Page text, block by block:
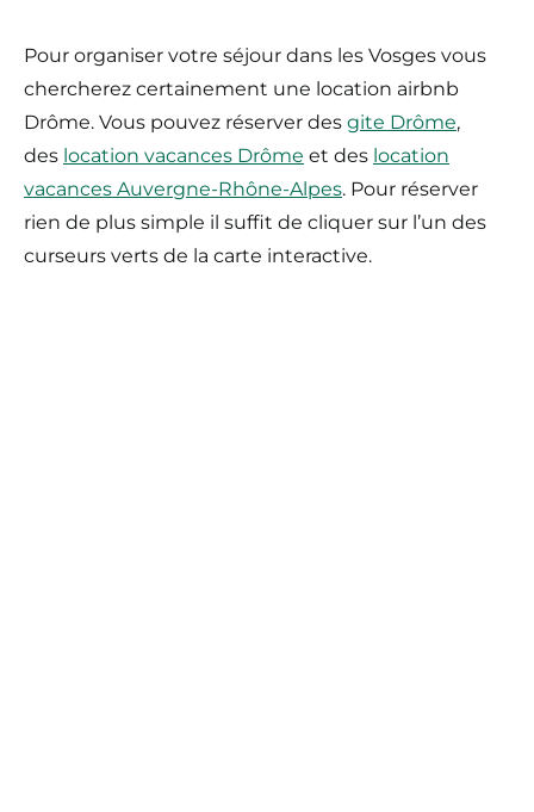
Pour organiser votre séjour dans les Vosges vous
chercherez certainement une location airbnb
Drôme. Vous pouvez réserver des gite Drôme,
des location vacances Drôme et des location
vacances Auvergne-Rhône-Alpes. Pour réserver
rien de plus simple il suffit de cliquer sur l’un des
curseurs verts de la carte interactive.